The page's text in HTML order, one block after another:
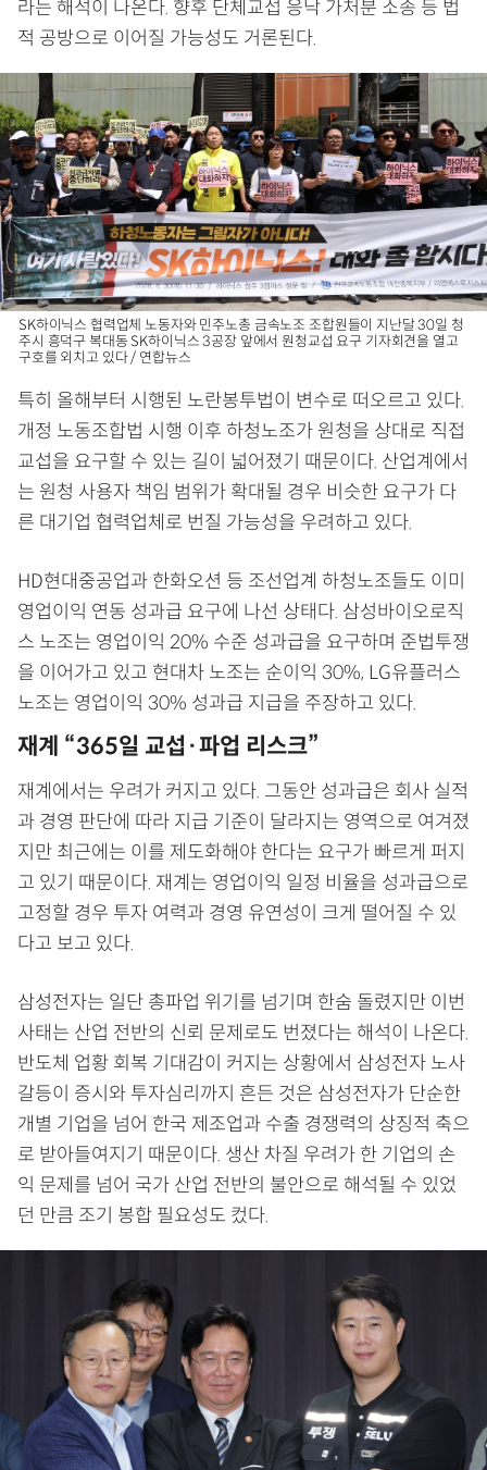
라는 해석이 나온다. 향후 단체교섭 응낙 가처분 소송 등 법
적 공방으로 이어질 가능성도 거론된다.
SK하이닉스 협력업체 노동자와 민주노총 금속노조 조합원들이 지난달 30일 청
주시 흥덕구 복대동 SK하이닉스 3공장 앞에서 원청교섭 요구 기자회견을 열고
구호를 외치고 있다 / 연합뉴스
특히 올해부터 시행된 노란봉투법이 변수로 떠오르고 있다.
개정 노동조합법 시행 이후 하청노조가 원청을 상대로 직접
교섭을 요구할 수 있는 길이 넓어졌기 때문이다. 산업계에서
는 원청 사용자 책임 범위가 확대될 경우 비슷한 요구가 다
른 대기업 협력업체로 번질 가능성을 우려하고 있다.
HD현대중공업과 한화오션 등 조선업계 하청노조들도 이미
영업이익 연동 성과급 요구에 나선 상태다. 삼성바이오로직
스 노조는 영업이익 20% 수준 성과급을 요구하며 준법투쟁
을 이어가고 있고 현대차 노조는 순이익 30%, LG유플러스
노조는 영업이익 30% 성과급 지급을 주장하고 있다.
재계 “365일 교섭·파업 리스크”
재계에서는 우려가 커지고 있다. 그동안 성과급은 회사 실적
과 경영 판단에 따라 지급 기준이 달라지는 영역으로 여겨졌
지만 최근에는 이를 제도화해야 한다는 요구가 빠르게 퍼지
고 있기 때문이다. 재계는 영업이익 일정 비율을 성과급으로
고정할 경우 투자 여력과 경영 유연성이 크게 떨어질 수 있
다고 보고 있다.
삼성전자는 일단 총파업 위기를 넘기며 한숨 돌렸지만 이번
사태는 산업 전반의 신뢰 문제로도 번졌다는 해석이 나온다.
반도체 업황 회복 기대감이 커지는 상황에서 삼성전자 노사
갈등이 증시와 투자심리까지 흔든 것은 삼성전자가 단순한
개별 기업을 넘어 한국 제조업과 수출 경쟁력의 상징적 축으
로 받아들여지기 때문이다. 생산 차질 우려가 한 기업의 손
익 문제를 넘어 국가 산업 전반의 불안으로 해석될 수 있었
던 만큼 조기 봉합 필요성도 컸다.